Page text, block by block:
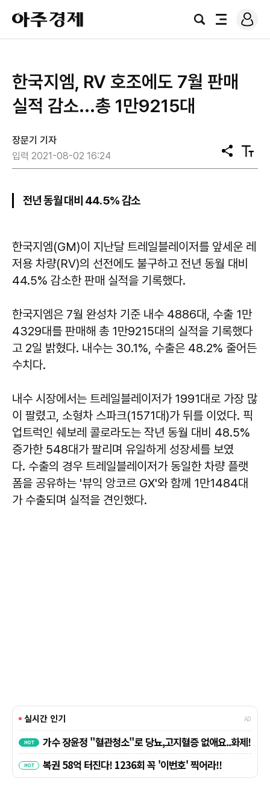
아
주
경
검
전
로
그
한국지엠, RV 호조에도 7월 판매
실적 감소...총 1만9215대
장문기 기자
입력 2021-08-02 16:24
공
유
텍
스
전년 동월 대비 44.5% 감소
한국지엠(GM)이 지난달 트레일블레이저를 앞세운 레
저용 차량(RV)의 선전에도 불구하고 전년 동월 대비
44.5% 감소한 판매 실적을 기록했다.
한국지엠은 7월 완성차 기준 내수 4886대, 수출 1만
4329대를 판매해 총 1만9215대의 실적을 기록했다
고 2일 밝혔다. 내수는 30.1%, 수출은 48.2% 줄어든
수치다.
내수 시장에서는 트레일블레이저가 1991대로 가장 많
이 팔렸고, 소형차 스파크(1571대)가 뒤를 이었다. 픽
업트럭인 쉐보레 콜로라도는 작년 동월 대비 48.5%
증가한 548대가 팔리며 유일하게 성장세를 보였
다. 수출의 경우 트레일블레이저가 동일한 차량 플랫
폼을 공유하는 '뷰익 앙코르 GX'와 함께 1만1484대
가 수출되며 실적을 견인했다.